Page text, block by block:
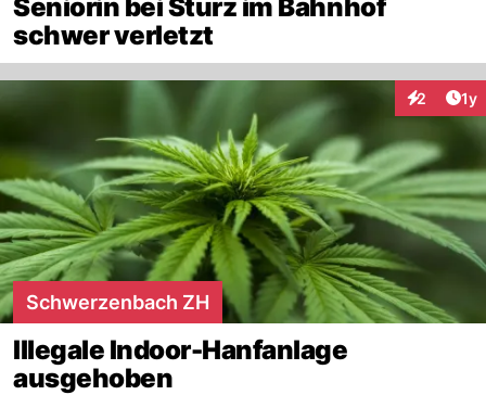
Seniorin bei Sturz im Bahnhof
schwer verletzt
2 1y
Schwerzenbach ZH
Illegale Indoor-Hanfanlage
ausgehoben